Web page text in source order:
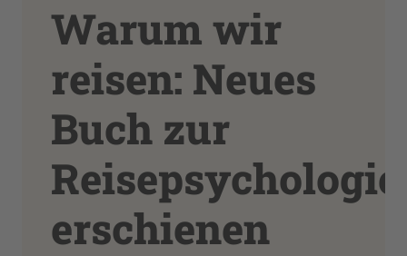
Warum wir
reisen: Neues
Buch zur
Reisepsychologie
erschienen